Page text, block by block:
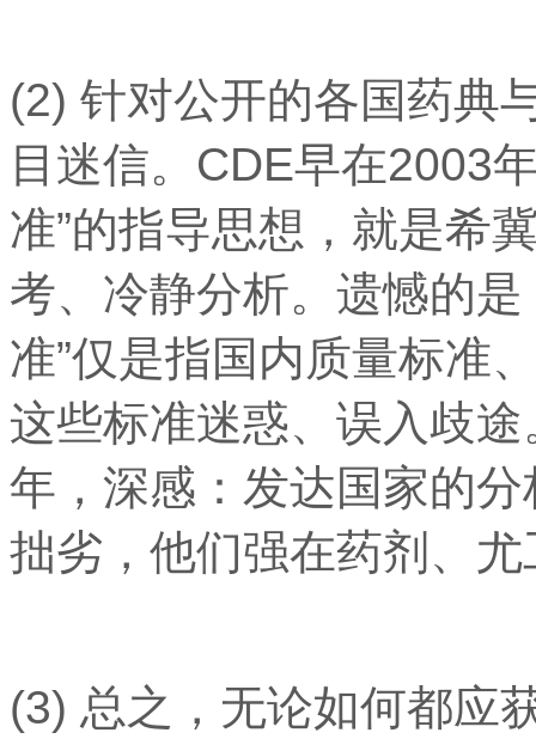
(2) 针对公开的各国药典
目迷信。CDE早在2003
准”的指导思想，就是希
考、冷静分析。遗憾的
准”仅是指国内质量标准
这些标准迷惑、误入歧
年，深感：发达国家的
拙劣，他们强在药剂、
(3) 总之，无论如何都应